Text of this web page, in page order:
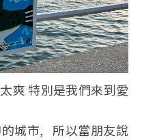
爽 特別是我們來到愛
城市, 所以當朋友說